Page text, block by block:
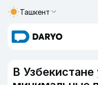
Ташкент
В Узбекистане